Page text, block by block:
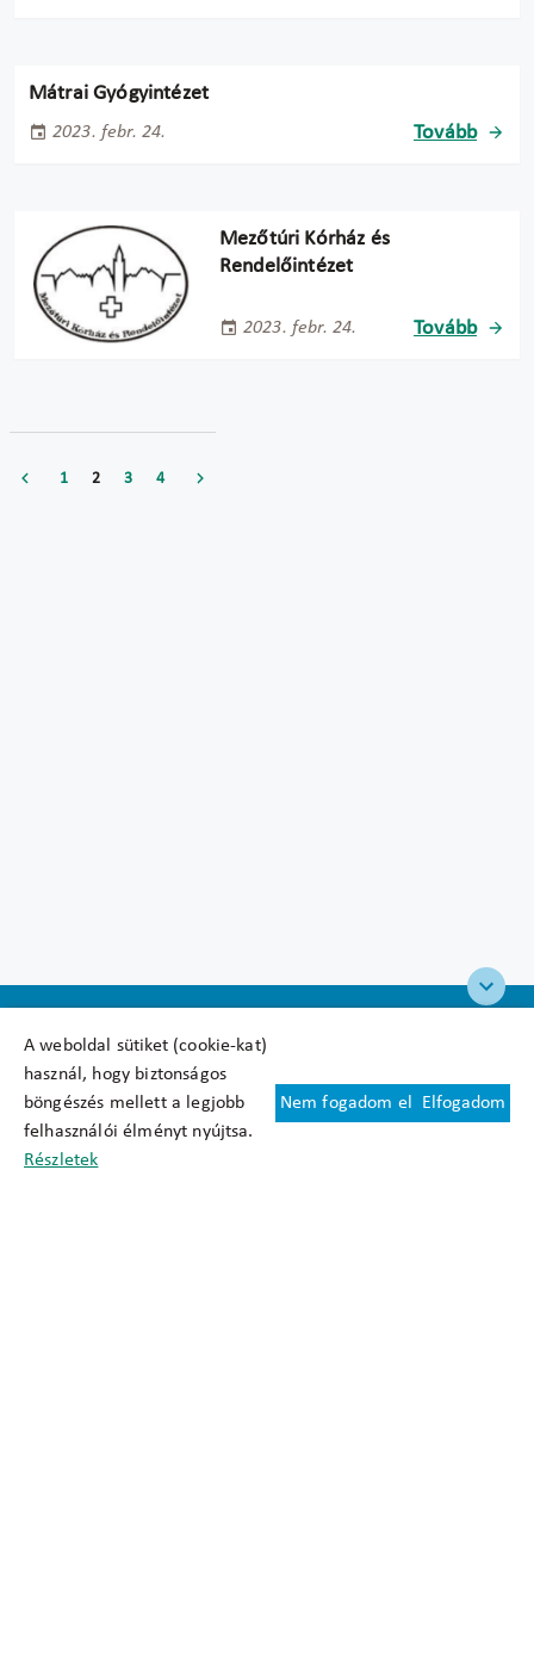
A weboldal sütiket (cookie-kat)
használ, hogy biztonságos
böngészés mellett a legjobb
felhasználói élményt nyújtsa.
Részletek
Nem fogadom el Elfogadom
Mátrai Gyógyintézet
2023. febr. 24. Tovább
Mezőtúri Kórház és
Rendelőintézet
2023. febr. 24. Tovább
1 2 3 4
Felhasználási feltételek